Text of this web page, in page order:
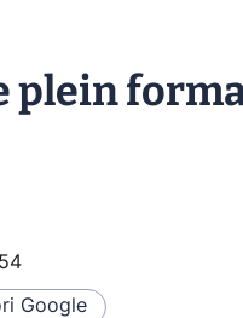
plein
Google